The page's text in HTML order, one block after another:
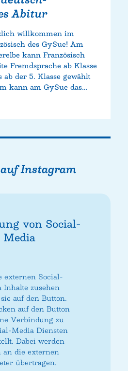
Abitur
willkommen im
des GySue! Am
kann Französisch
Fremdsprache ab Klasse
ab der 5. Klasse gewählt
kann am GySue das…
Instagram
von Social-
Media
externen Social-
Inhalte zusehen
auf den Button.
auf den Button
Verbindung zu
Media Diensten
Dabei werden
an die externen
übertragen.